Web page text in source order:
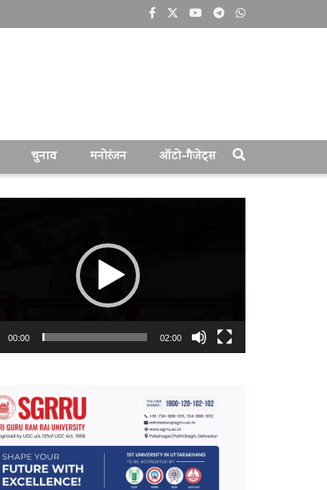
चुनाव मनोरंजन ऑटो-गैजेट्स
00:00 02:00